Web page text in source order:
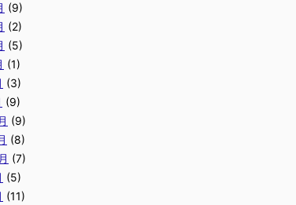
(9)
(2)
(5)
(1)
(3)
(9)
(9)
(8)
(7)
(5)
(11)